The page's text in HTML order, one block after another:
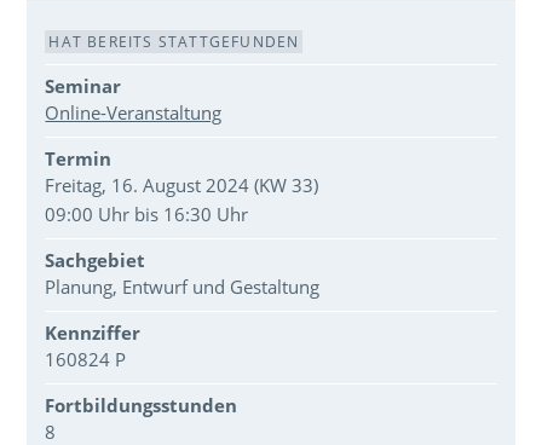
Veranstaltungsdaten
HAT BEREITS STATTGEFUNDEN
Seminar
Online-Veranstaltung
Termin
Freitag, 16. August 2024 (KW 33)
09:00 Uhr bis 16:30 Uhr
Sachgebiet
Planung, Entwurf und Gestaltung
Kennziffer
160824 P
Fortbildungsstunden
8